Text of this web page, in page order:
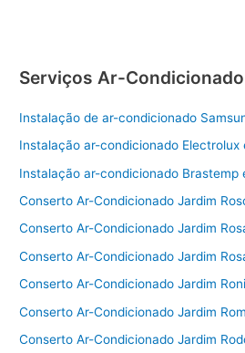
Serviços Ar-Condicionado
Instalação de ar-condicionado
Instalação ar-condicionado Electrolux
Instalação ar-condicionado Brastemp
Conserto Ar-Condicionado Jardim
Conserto Ar-Condicionado Jardim
Conserto Ar-Condicionado Jardim
Conserto Ar-Condicionado Jardim Roni
Conserto Ar-Condicionado Jardim
Conserto Ar-Condicionado Jardim